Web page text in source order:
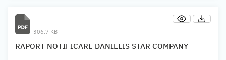
306.7 KB
RAPORT NOTIFICARE DANIELIS STAR COMPANY